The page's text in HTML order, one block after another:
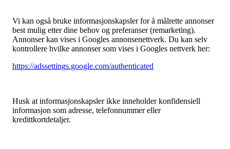
Vi kan også bruke informasjonskapsler for å målrette annonser
best mulig etter dine behov og preferanser (remarketing).
Annonser kan vises i Googles annonsenettverk. Du kan selv
kontrollere hvilke annonser som vises i Googles nettverk her:
https://adssettings.google.com/authenticated
Husk at informasjonskapsler ikke inneholder konfidensiell
informasjon som adresse, telefonnummer eller
kredittkortdetaljer.